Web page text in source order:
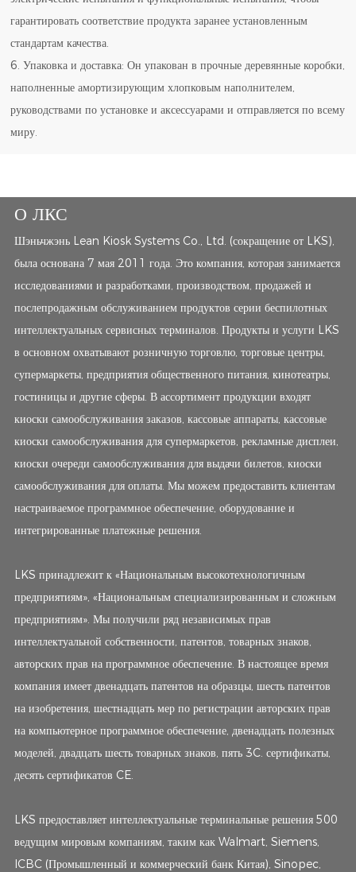
гарантировать соответствие продукта заранее установленным
стандартам качества.
6. Упаковка и доставка: Он упакован в прочные деревянные коробки,
наполненные амортизирующим хлопковым наполнителем,
руководствами по установке и аксессуарами и отправляется по всему
миру.
О ЛКС
Шэньчжэнь Lean Kiosk Systems Co., Ltd. (сокращение от LKS),
была основана 7 мая 2011 года. Это компания, которая занимается
исследованиями и разработками, производством, продажей и
послепродажным обслуживанием продуктов серии беспилотных
интеллектуальных сервисных терминалов. Продукты и услуги LKS
в основном охватывают розничную торговлю, торговые центры,
супермаркеты, предприятия общественного питания, кинотеатры,
гостиницы и другие сферы. В ассортимент продукции входят
киоски самообслуживания заказов, кассовые аппараты, кассовые
киоски самообслуживания для супермаркетов, рекламные дисплеи,
киоски очереди самообслуживания для выдачи билетов, киоски
самообслуживания для оплаты. Мы можем предоставить клиентам
настраиваемое программное обеспечение, оборудование и
интегрированные платежные решения.
LKS принадлежит к «Национальным высокотехнологичным
предприятиям», «Национальным специализированным и сложным
предприятиям». Мы получили ряд независимых прав
интеллектуальной собственности, патентов, товарных знаков,
авторских прав на программное обеспечение. В настоящее время
компания имеет двенадцать патентов на образцы, шесть патентов
на изобретения, шестнадцать мер по регистрации авторских прав
на компьютерное программное обеспечение, двенадцать полезных
моделей, двадцать шесть товарных знаков, пять 3C. сертификаты,
десять сертификатов CE.
LKS предоставляет интеллектуальные терминальные решения 500
ведущим мировым компаниям, таким как Walmart, Siemens,
ICBC (Промышленный и коммерческий банк Китая), Sinopec,